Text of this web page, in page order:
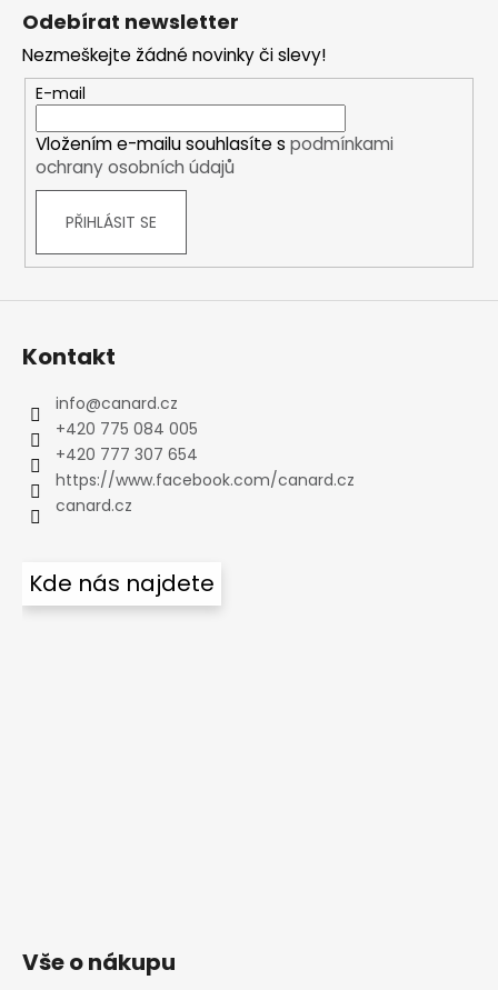
Odebírat newsletter
Nezmeškejte žádné novinky či slevy!
E-mail
Vložením e-mailu souhlasíte s podmínkami
ochrany osobních údajů
PŘIHLÁSIT SE
Kontakt
info@canard.cz
+420 775 084 005
+420 777 307 654
https://www.facebook.com/canard.cz
canard.cz
Kde nás najdete
Vše o nákupu